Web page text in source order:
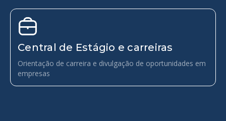
Central de Estágio e carreiras
Orientação de carreira e divulgação de oportunidades em
empresas